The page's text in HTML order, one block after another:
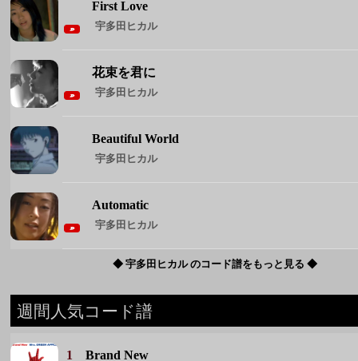
First Love
宇多田ヒカル
花束を君に
宇多田ヒカル
Beautiful World
宇多田ヒカル
Automatic
宇多田ヒカル
◆ 宇多田ヒカル のコード譜をもっと見る ◆
週間人気コード譜
1Brand New